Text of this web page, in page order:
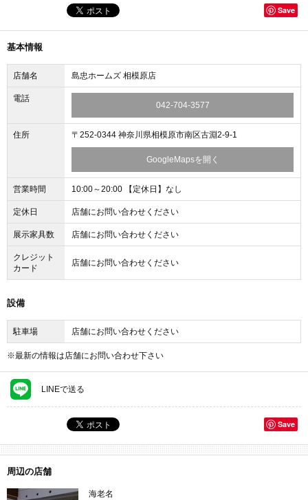
Save
基本情報
店舗名 島忠ホームズ 相模原店
電話
042-704-3577
住所 〒252-0344 神奈川県相模原市南区古淵2-9-1
GoogleMapsを開く
営業時間 10:00～20:00 【定休日】なし
定休日 店舗にお問い合わせください
展示家具数 店舗にお問い合わせください
クレジット
カード
店舗にお問い合わせください
設備
駐車場 店舗にお問い合わせください
※最新の情報は店舗にお問い合わせ下さい
LINEで送る
Save
周辺の店舗
海老名